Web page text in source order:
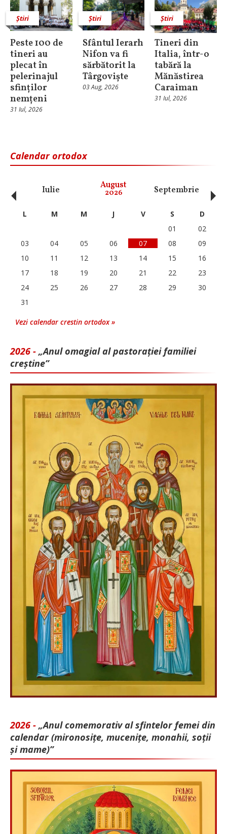
Știri
Peste 100 de
tineri au
plecat în
pelerinajul
sfinților
nemțeni
31 Iul, 2026
Știri
Sfântul Ierarh
Nifon va fi
sărbătorit la
Târgoviște
03 Aug, 2026
Știri
Tineri din
Italia, într-o
tabără la
Mănăstirea
Caraiman
31 Iul, 2026
Calendar ortodox
Iulie August
2026 Septembrie
‹ L M M J V S
D
01
02
03
04 05 06 07 08
09
10
11 12 13 14 15
16
17
18 19 20 21 22
23
24
25 26 27 28 29
30
31
Vezi calendar crestin ortodox »
2026 - „Anul omagial al pastorației familiei
creștine”
2026 - „Anul comemorativ al sfintelor femei din
calendar (mironosițe, mu­cenițe, monahii, soții
și mame)”